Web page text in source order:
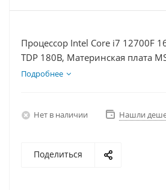
Процессор Intel Core i7 12700F
TDP 180В, Материнская плата
WIFI D5, Видеокарта RTX 3050
Подробнее
Нет в наличии Нашли
Поделиться